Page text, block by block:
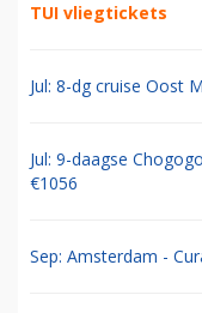
TUI vliegtickets
Jul: 8-dg cruise Oost
Jul: 9-daagse
€1056
Sep: Amsterdam -